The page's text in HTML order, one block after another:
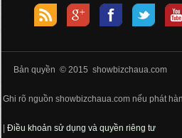
Bản quyền © 2015 showbizchaua.com
Ghi rõ nguồn showbizchaua.com nếu phát
|Điều khoản sử dụng và quyền riêng tư